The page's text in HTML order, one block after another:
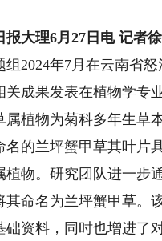
大理6月27日电 记者
组2024年7月在云南省
关成果发表在植物学专
物为菊科多年生草本
名的兰坪蟹甲草其叶片
植物。研究团队进一步
其命名为兰坪蟹甲草。
础资料，同时也增进了